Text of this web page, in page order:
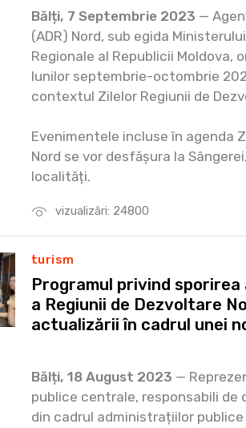
vizualizări: 24800
Bălți, 7 Septembrie 2023 —
(ADR) Nord, sub egida
Regionale al Republicii Moldova,
lunilor septembrie-octombrie
contextul Zilelor Regiunii de
Evenimentele incluse în agenda
Nord se vor desfășura la
localități.
turism
Programul privind
a Regiunii de Dezvoltare
actualizării în cadrul unei
Bălți, 18 August 2023 —
publice centrale, responsabili de
din cadrul administrațiilor